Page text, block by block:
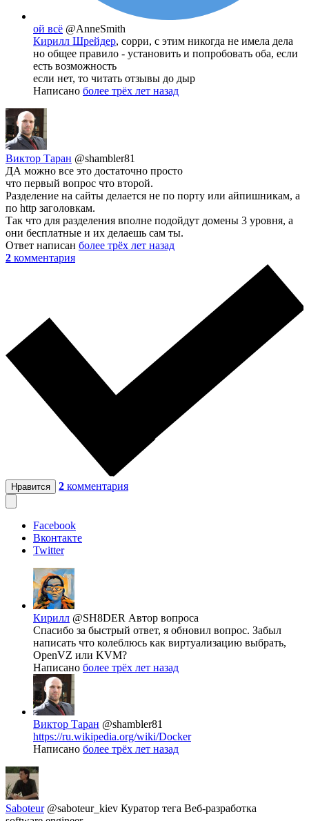
ой всё @AnneSmith
Кирилл Шрейдер, сорри, с этим никогда не имела дела
но общее правило - установить и попробовать оба, если
есть возможность
если нет, то читать отзывы до дыр
Написано более трёх лет назад
Виктор Таран @shambler81
ДА можно все это достаточно просто
что первый вопрос что второй.
Разделение на сайты делается не по порту или айпишникам, а
по http заголовкам.
Так что для разделения вполне подойдут домены 3 уровня, а
они бесплатные и их делаешь сам ты.
Ответ написан более трёх лет назад
2 комментария
Нравится 2 комментария
Facebook
Вконтакте
Twitter
Кирилл @SH8DER Автор вопроса
Спасибо за быстрый ответ, я обновил вопрос. Забыл
написать что колеблюсь как виртуализацию выбрать,
OpenVZ или KVM?
Написано более трёх лет назад
Виктор Таран @shambler81
https://ru.wikipedia.org/wiki/Docker
Написано более трёх лет назад
Saboteur @saboteur_kiev Куратор тега Веб-разработка